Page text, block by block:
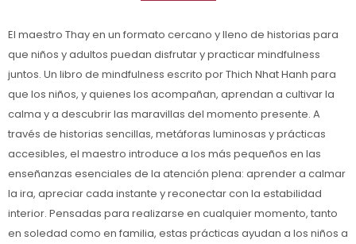
El maestro Thay en un formato cercano y lleno de historias para
que niños y adultos puedan disfrutar y practicar mindfulness
juntos. Un libro de mindfulness escrito por Thich Nhat Hanh para
que los niños, y quienes los acompañan, aprendan a cultivar la
calma y a descubrir las maravillas del momento presente. A
través de historias sencillas, metáforas luminosas y prácticas
accesibles, el maestro introduce a los más pequeños en las
enseñanzas esenciales de la atención plena: aprender a calmar
la ira, apreciar cada instante y reconectar con la estabilidad
interior. Pensadas para realizarse en cualquier momento, tanto
en soledad como en familia, estas prácticas ayudan a los niños a